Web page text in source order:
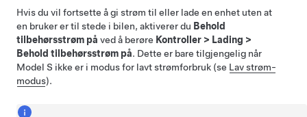
Hvis du vil fortsette å gi strøm til eller lade en enhet uten at
en bruker er til stede i bilen, aktiverer du Behold
tilbehørsstrøm på ved å berøre Kontroller > Lading >
Behold tilbehørsstrøm på. Dette er bare tilgjengelig når
Model S ikke er i modus for lavt strømforbruk (se Lav strøm-
modus).